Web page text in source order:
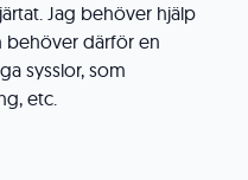
Jag behöver hjälp
behöver därför en
sysslor, som
etc.